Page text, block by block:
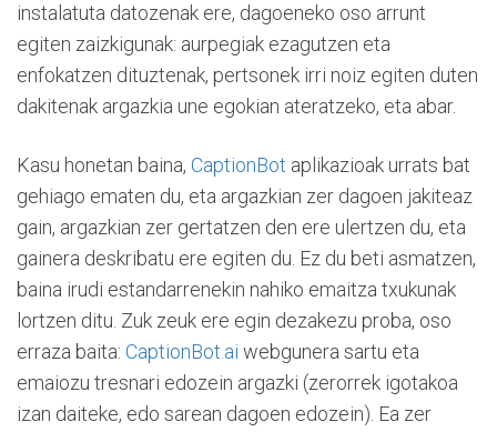
instalatuta datozenak ere, dagoeneko oso arrunt
egiten zaizkigunak: aurpegiak ezagutzen eta
enfokatzen dituztenak, pertsonek irri noiz egiten duten
dakitenak argazkia une egokian ateratzeko, eta abar.
Kasu honetan baina, CaptionBot aplikazioak urrats bat
gehiago ematen du, eta argazkian zer dagoen jakiteaz
gain, argazkian zer gertatzen den ere ulertzen du, eta
gainera deskribatu ere egiten du. Ez du beti asmatzen,
baina irudi estandarrenekin nahiko emaitza txukunak
lortzen ditu. Zuk zeuk ere egin dezakezu proba, oso
erraza baita: CaptionBot.ai webgunera sartu eta
emaiozu tresnari edozein argazki (zerorrek igotakoa
izan daiteke, edo sarean dagoen edozein). Ea zer